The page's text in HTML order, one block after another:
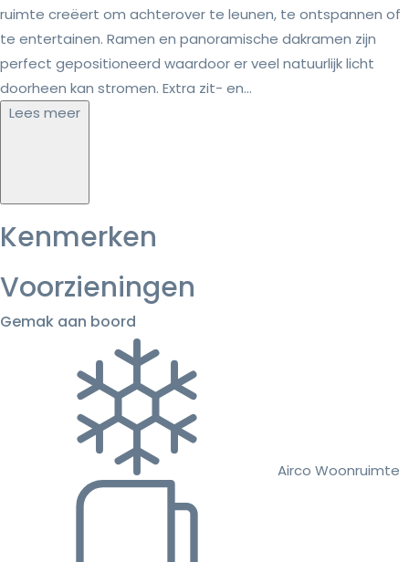
ruimte creëert om achterover te leunen, te ontspannen of
te entertainen. Ramen en panoramische dakramen zijn
perfect gepositioneerd waardoor er veel natuurlijk licht
doorheen kan stromen. Extra zit- en...
Lees meer
Kenmerken
Voorzieningen
Gemak aan boord
Airco Woonruimte